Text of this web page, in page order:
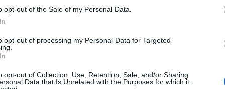
opt-out of the Sale of my Personal Data.
opt-out of processing my Personal Data for Targeted
opt-out of Collection, Use, Retention, Sale, and/or Sharing
Data that Is Unrelated with the Purposes for which it
is kicsit aggasztó. Van egy érzésem hogy